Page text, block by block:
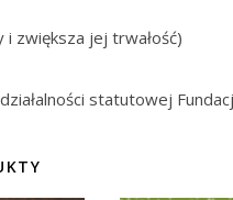
zwiększa jej trwałość)
statutowej